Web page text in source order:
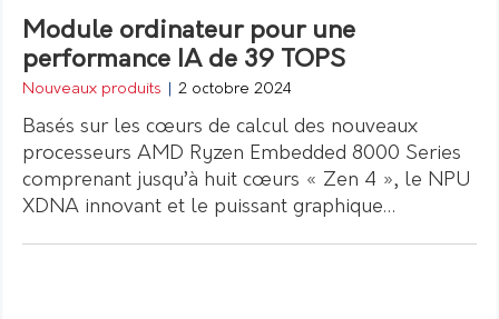
Module ordinateur pour une
performance IA de 39 TOPS
Nouveaux produits 2 octobre 2024
Basés sur les cœurs de calcul des nouveaux
processeurs AMD Ryzen Embedded 8000 Series
comprenant jusqu’à huit cœurs « Zen 4 », le NPU
XDNA innovant et le puissant graphique…